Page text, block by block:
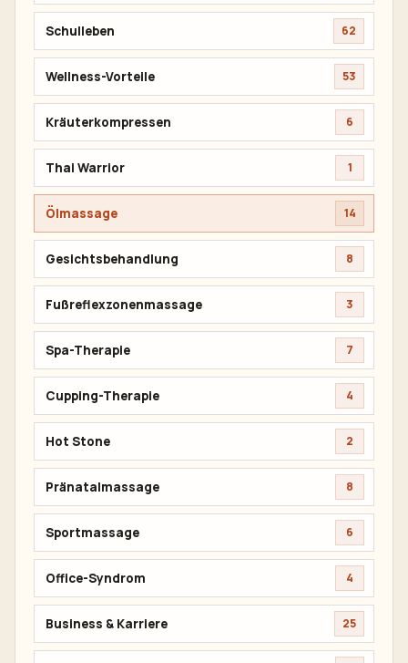
Schulleben 62
Wellness-Vorteile 53
Kräuterkompressen 6
Thai Warrior 1
Ölmassage 14
Gesichtsbehandlung 8
Fußreflexzonenmassage 3
Spa-Therapie 7
Cupping-Therapie 4
Hot Stone 2
Pränatalmassage 8
Sportmassage 6
Office-Syndrom 4
Business & Karriere 25